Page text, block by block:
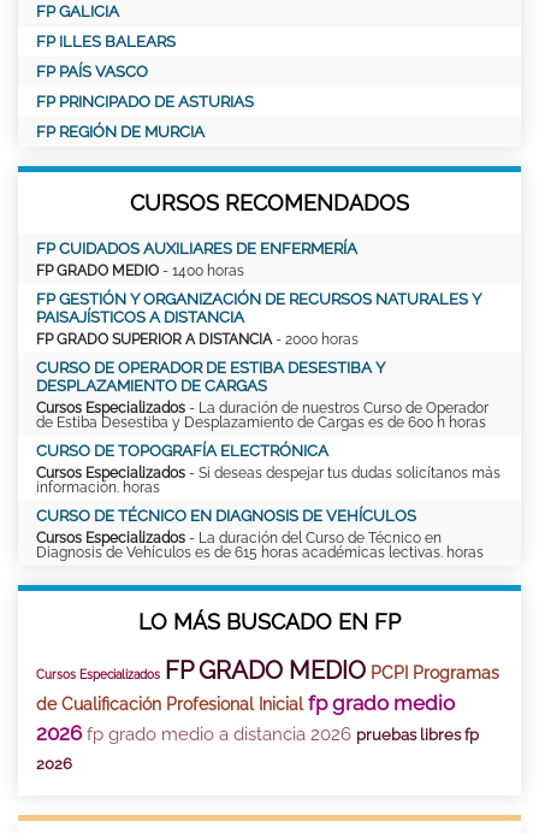
FP GALICIA
FP ILLES BALEARS
FP PAÍS VASCO
FP PRINCIPADO DE ASTURIAS
FP REGIÓN DE MURCIA
CURSOS RECOMENDADOS
FP CUIDADOS AUXILIARES DE ENFERMERÍA
FP GRADO MEDIO - 1400 horas
FP GESTIÓN Y ORGANIZACIÓN DE RECURSOS NATURALES Y
PAISAJÍSTICOS A DISTANCIA
FP GRADO SUPERIOR A DISTANCIA - 2000 horas
CURSO DE OPERADOR DE ESTIBA DESESTIBA Y
DESPLAZAMIENTO DE CARGAS
Cursos Especializados - La duración de nuestros Curso de Operador
de Estiba Desestiba y Desplazamiento de Cargas es de 600 h horas
CURSO DE TOPOGRAFÍA ELECTRÓNICA
Cursos Especializados - Si deseas despejar tus dudas solicítanos más
información. horas
CURSO DE TÉCNICO EN DIAGNOSIS DE VEHÍCULOS
Cursos Especializados - La duración del Curso de Técnico en
Diagnosis de Vehículos es de 615 horas académicas lectivas. horas
LO MÁS BUSCADO EN FP
Cursos Especializados FP GRADO MEDIO PCPI Programas
de Cualificación Profesional Inicial fp grado medio
2026 fp grado medio a distancia 2026 pruebas libres fp
2026